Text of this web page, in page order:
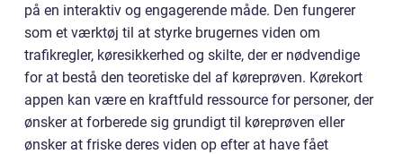
på en interaktiv og engagerende måde. Den fungerer
som et værktøj til at styrke brugernes viden om
trafikregler, køresikkerhed og skilte, der er nødvendige
for at bestå den teoretiske del af køreprøven. Kørekort
appen kan være en kraftfuld ressource for personer, der
ønsker at forberede sig grundigt til køreprøven eller
ønsker at friske deres viden op efter at have fået